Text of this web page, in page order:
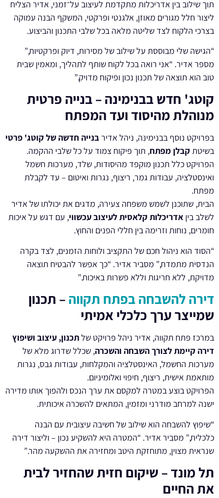
תוך שילוב בין אדריכלות מתקדמת לעיצוב על־זמני, אדיר הצליח
ליצור חלל מגורים מאוזן, אלגנטי ופרקטי, המשקף הבנה עמוקה
בצרכי הלקוח לצד שליטה מלאה בכל שלבי התכנון והביצוע.
“הגישה שלי מבוססת על שילוב של מסירות, דיוק ופרקטיות,”
מספר אדיר. “אני רואה בכל לקוח שותף לתהליך, ומאמין שבית
טוב הוא תוצאה של תכנון נכון ופיקוח מדויק.”
קוטג' חדש בבנימינה – בנייה פרטית
מנוהלת מהיסוד ועד המפתח
בפרויקט נוסף בבנימינה, ניהל אדירבנייה חדשה של קוטג' פרטי
בשיטת קבלן מפתח, תוך פיקוח צמוד על כל שלבי ההקמה.
הפרויקט כלל תכנון מוקפד מהיסודות, שלד, מערכות חשמל
ואינסטלציה, עבודות גמר, ריצוף, נגרות ואיטום – עד לקבלת
מפתח.
הבית, שתוכנן לשמש משפחה צעירה, מדגים את יכולתו של אדיר
לשלב בין אדריכלות קלאסית לעיצוב עכשווי, עם דגש על איכות
חומרים, נוחות וזרימה בין חללי הפנים והחוץ.
“הסוד הוא ניהול חכם של התקציב ולוחות הזמנים, לצד בקרה
הנדסית מתמדת,” מסביר אדיר. “כך אפשר להבטיח תוצאה
מדויקת, ללא חריגות וללא פשרות באיכות.”
דירה להשבחה בפתח תקווה– תכנון
שמייצר ערך כלכלי אמיתי
במרכז פתח תקווה, אדיר ניהל פרויקט שלתכנון, עיצוב ושיפוץ
דירה קיימת לצורך השבחה והשכרה, שכלל שדרוג מלא של
מערכות החשמל, האינסטלציה והמקלחות, עבודות גבס, נגרות
מותאמת אישית, ריצוף, חיפוי ואלומיניום.
הפרויקט בוצע במטרה למקסם את ערך הנכס ולהפוך אותו מדירה
ישנה למרחב מודרני ומזמין, המתאים להשכרה איכותית.
“שיפוץ להשבחה הוא שילוב של חשיבה עיצובית עם הבנה
כלכלית,” מסביר אדיר. “המטרה היא להשקיע נכון – וליצור דירה
שנראית מצוין, מתוחזקת היטב ומחזירה את ההשקעה מהר.”
תל מונד – שיקום חזית שהחזיר לבית
את החיים